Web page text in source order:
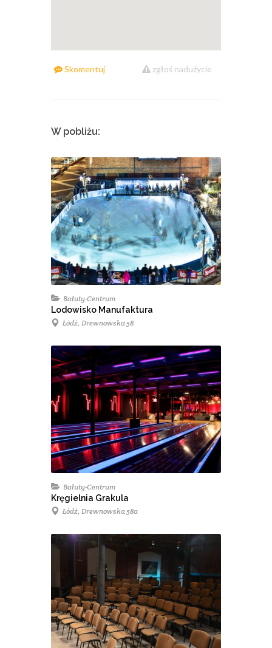
Skomentuj zgłoś nadużycie
W pobliżu:
Bałuty-Centrum
Lodowisko Manufaktura
Łódź, Drewnowska 58
Bałuty-Centrum
Kręgielnia Grakula
Łódź, Drewnowska 58a